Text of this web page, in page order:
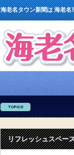
海老名タウン新聞は 海老
リフレッシュスペー